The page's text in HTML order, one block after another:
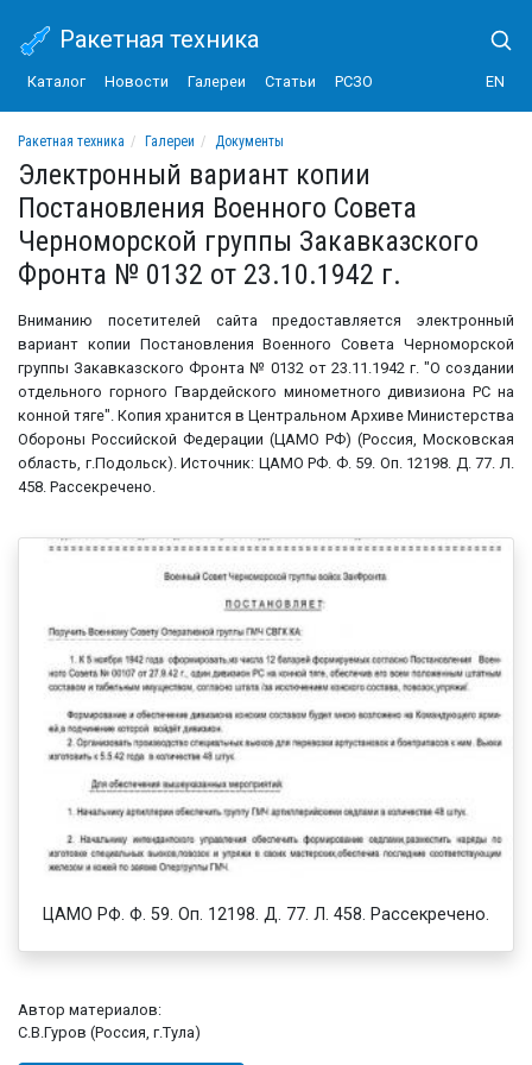
Ракетная техника
Каталог Новости Галереи Статьи РСЗО EN
Ракетная техника Галереи
Документы
Электронный вариант копии Постановления Военного Совета Черноморской
Электронный вариант копии
Постановления Военного Совета
Черноморской группы Закавказского
Фронта № 0132 от 23.10.1942 г.
Вниманию посетителей сайта предоставляется электронный
вариант копии Постановления Военного Совета Черноморской
группы Закавказского Фронта № 0132 от 23.11.1942 г. "О создании
отдельного горного Гвардейского минометного дивизиона РС на
конной тяге". Копия хранится в Центральном Архиве Министерства
Обороны Российской Федерации (ЦАМО РФ) (Россия, Московская
область, г.Подольск). Источник: ЦАМО РФ. Ф. 59. Оп. 12198. Д. 77. Л.
458. Рассекречено.
ЦАМО РФ. Ф. 59. Оп. 12198. Д. 77. Л. 458. Рассекречено.
Автор материалов:
С.В.Гуров (Россия, г.Тула)